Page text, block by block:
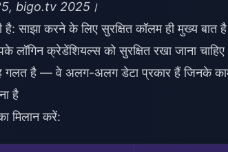
bigo.tv 2025।
है: साझा करने के लिए सुरक्षित कॉलम ही मुख्य
लॉगिन क्रेडेंशियल्स को सुरक्षित रखा जाना
गलत है — वे अलग-अलग डेटा प्रकार हैं जिनके
है
मिलान करें: